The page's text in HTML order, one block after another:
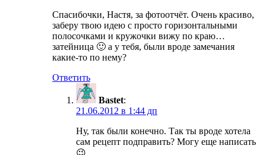
Спасибочки, Настя, за фотоотчёт. Очень красиво,
заберу твою идею с просто горизонтальными
полосочками и кружочки вижу по краю…
затейница 🙂 а у тебя, были вроде замечания
какие-то по нему?
Ответить
Bastet:
21.06.2012 в 1:44 дп
Ну, так были конечно. Так ты вроде хотела
сам рецепт подправить? Могу еще написать
😉